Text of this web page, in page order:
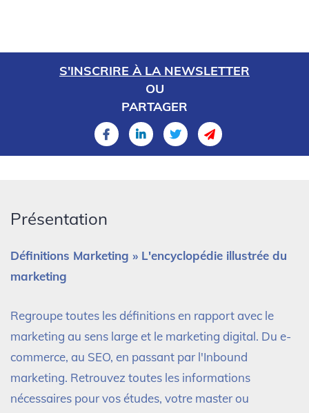
S'INSCRIRE À LA NEWSLETTER
OU
PARTAGER
Présentation
Définitions Marketing » L'encyclopédie illustrée du
marketing
Regroupe toutes les définitions en rapport avec le
marketing au sens large et le marketing digital. Du e-
commerce, au SEO, en passant par l'Inbound
marketing. Retrouvez toutes les informations
nécessaires pour vos études, votre master ou